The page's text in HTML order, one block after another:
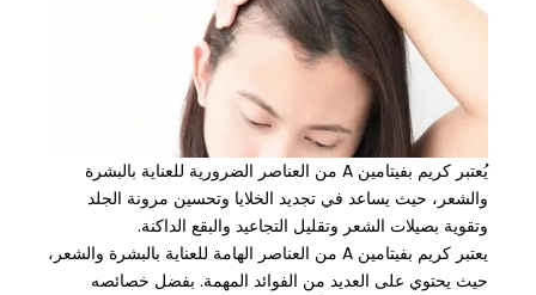
يُعتبر كريم بفيتامين A من العناصر الضرورية للعناية بالبشرة
والشعر، حيث يساعد في تجديد الخلايا وتحسين مرونة الجلد
وتقوية بصيلات الشعر وتقليل التجاعيد والبقع الداكنة.
يعتبر كريم بفيتامين A من العناصر الهامة للعناية بالبشرة والشعر،
حيث يحتوي على العديد من الفوائد المهمة. بفضل خصائصه